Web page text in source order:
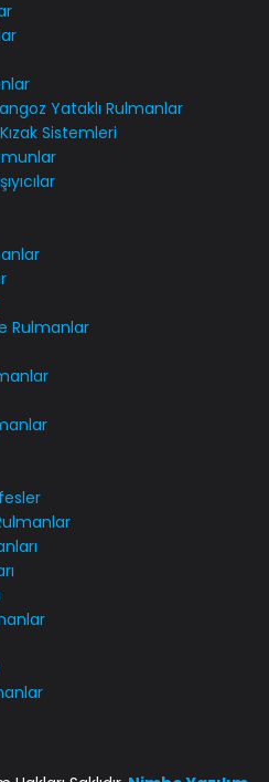
Yataklı Rulmanlar
Sistemleri
Rulmanlar